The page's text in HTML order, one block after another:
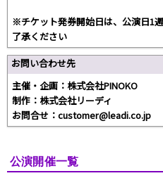
※チケット発券開始日は、公演日1
了承ください
お問い合わせ先
主催・企画：株式会社PINOKO
制作：株式会社リーディ
お問合せ：customer@leadi.co.jp
公演開催一覧